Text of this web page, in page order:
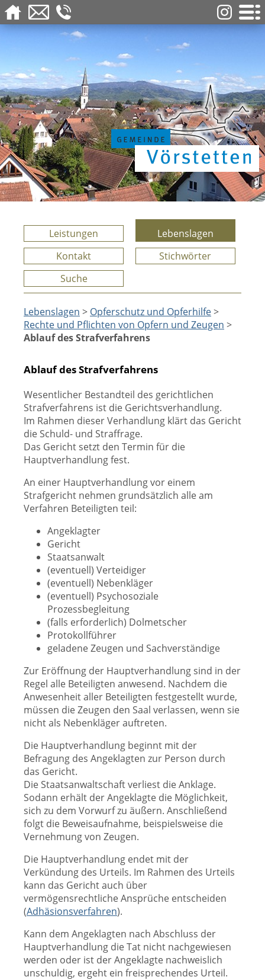
Leistungen
Lebenslagen
Kontakt
Stichwörter
Suche
Lebenslagen > Opferschutz und Opferhilfe>
Rechte und Pflichten von Opfern und Zeugen >
Ablauf des Strafverfahrens
Ablauf des Strafverfahrens
Wesentlicher Bestandteil des gerichtlichen
Strafverfahrens ist die Gerichtsverhandlung.
Im Rahmen dieser Verhandlung klärt das Gericht
die Schuld- und Straffrage.
Das Gericht setzt den Termin für die
Hauptverhandlung fest.
An einer Hauptverhandlung vor einem
Strafgericht nehmen grundsätzlich alle am
Verfahren Beteiligten teil:
Angeklagter
Gericht
Staatsanwalt
(eventuell) Verteidiger
(eventuell) Nebenkläger
(eventuell) Psychosoziale
Prozessbegleitung
(falls erforderlich) Dolmetscher
Protokollführer
geladene Zeugen und Sachverständige
Zur Eröffnung der Hauptverhandlung sind in der
Regel alle Beteiligten anwesend. Nachdem die
Anwesenheit aller Beteiligten festgestellt wurde,
müssen die Zeugen den Saal verlassen, wenn sie
nicht als Nebenkläger auftreten.
Die Hauptverhandlung beginnt mit der
Befragung des Angeklagten zur Person durch
das Gericht.
Die Staatsanwaltschaft verliest die Anklage.
Sodann erhält der Angeklagte die Möglichkeit,
sich zu dem Vorwurf zu äußern. Anschließend
folgt die Beweisaufnahme, beispielsweise die
Vernehmung von Zeugen.
Die Hauptverhandlung endet mit der
Verkündung des Urteils. Im Rahmen des Urteils
kann das Gericht auch über
vermögensrechtliche Ansprüche entscheiden
(Adhäsionsverfahren).
Kann dem Angeklagten nach Abschluss der
Hauptverhandlung die Tat nicht nachgewiesen
werden oder ist der Angeklagte nachweislich
unschuldig, ergeht ein freisprechendes Urteil.